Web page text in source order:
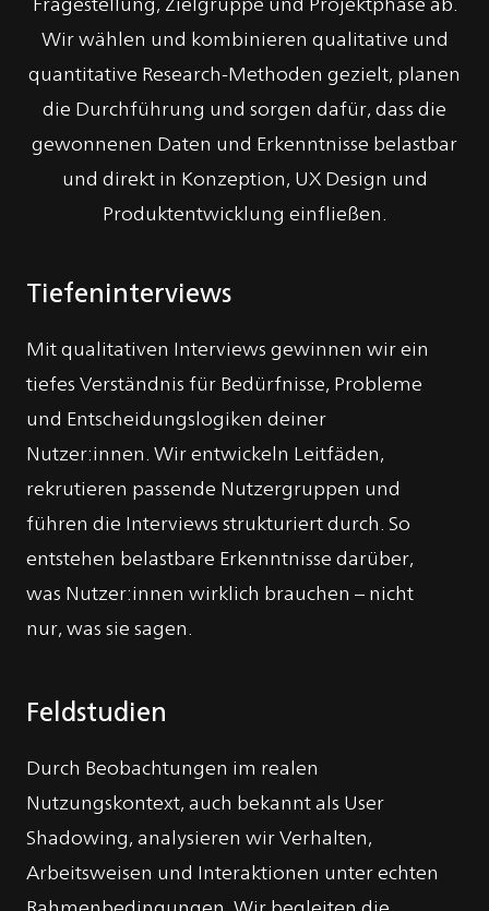
Wir wählen und kombinieren qualitative und
quantitative Research-Methoden gezielt, planen
die Durchführung und sorgen dafür, dass die
gewonnenen Daten und Erkenntnisse belastbar
und direkt in Konzeption, UX Design und
Produktentwicklung einfließen.
Tiefeninterviews
Mit qualitativen Interviews gewinnen wir ein
tiefes Verständnis für Bedürfnisse, Probleme
und Entscheidungslogiken deiner
Nutzer:innen. Wir entwickeln Leitfäden,
rekrutieren passende Nutzergruppen und
führen die Interviews strukturiert durch. So
entstehen belastbare Erkenntnisse darüber,
was Nutzer:innen wirklich brauchen – nicht
nur, was sie sagen.
Feldstudien
Durch Beobachtungen im realen
Nutzungskontext, auch bekannt als User
Shadowing, analysieren wir Verhalten,
Arbeitsweisen und Interaktionen unter echten